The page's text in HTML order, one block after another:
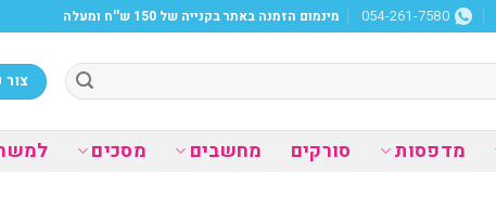
054-261-7580 מינמום הזמנה באתר בקנייה של 150 ש''ח ומעלה
מדפסות סורקים מחשבים מסכים